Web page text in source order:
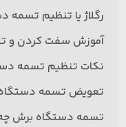
رگلاژ یا تنظیم تسمه
آموزش سفت کردن و
نکات تنظیم تسمه
تعویض تسمه
تسمه دستگاه برش چه